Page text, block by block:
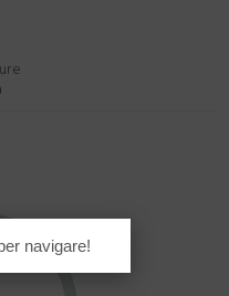
navigare!